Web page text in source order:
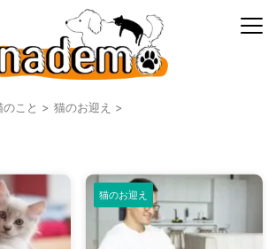
のこと > 猫のお迎え >
猫のお迎え